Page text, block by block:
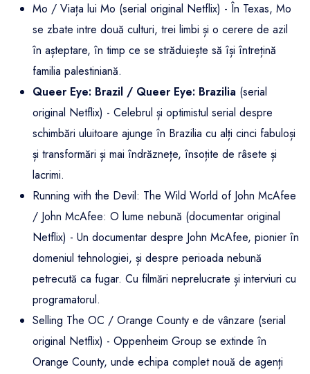
Mo / Viața lui Mo (serial original Netflix) - În Texas, Mo
se zbate intre două culturi, trei limbi și o cerere de azil
în așteptare, în timp ce se străduiește să își întrețină
familia palestiniană.
Queer Eye: Brazil / Queer Eye: Brazilia (serial
original Netflix) - Celebrul și optimistul serial despre
schimbări uluitoare ajunge în Brazilia cu alți cinci fabuloși
și transformări și mai îndrăznețe, însoțite de râsete și
lacrimi.
Running with the Devil: The Wild World of John McAfee
/ John McAfee: O lume nebună (documentar original
Netflix) - Un documentar despre John McAfee, pionier în
domeniul tehnologiei, și despre perioada nebună
petrecută ca fugar. Cu filmări neprelucrate și interviuri cu
programatorul.
Selling The OC / Orange County e de vânzare (serial
original Netflix) - Oppenheim Group se extinde în
Orange County, unde echipa complet nouă de agenți